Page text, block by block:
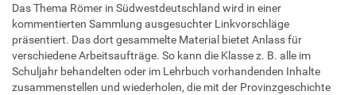
Das Thema Römer in Südwestdeutschland wird in einer
kommentierten Sammlung ausgesuchter Linkvorschläge
präsentiert. Das dort gesammelte Material bietet Anlass für
verschiedene Arbeitsaufträge. So kann die Klasse z. B. alle im
Schuljahr behandelten oder im Lehrbuch vorhandenden Inhalte
zusammenstellen und wiederholen, die mit der Provinzgeschichte